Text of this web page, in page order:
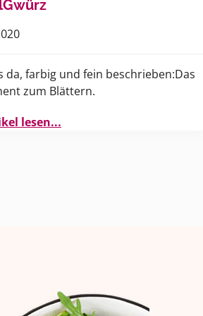
da, farbig und fein beschrieben:Das
zum Blättern.
lesen...